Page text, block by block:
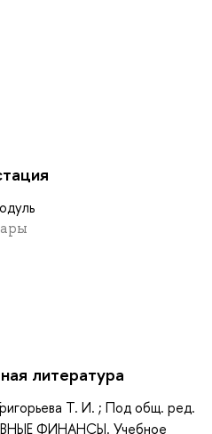
литература
Т. И. ; Под общ. ред.
ФИНАНСЫ. Учебное